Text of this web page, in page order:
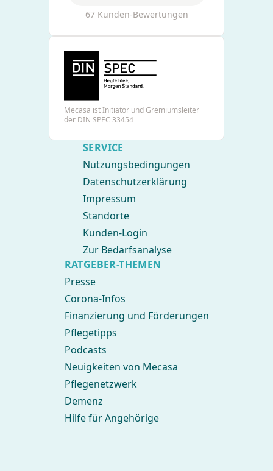
67 Kunden-Bewertungen
Mecasa ist Initiator und Gremiumsleiter
der DIN SPEC 33454
SERVICE
Nutzungsbedingungen
Datenschutzerklärung
Impressum
Standorte
Kunden-Login
Zur Bedarfsanalyse
RATGEBER-THEMEN
Presse
Corona-Infos
Finanzierung und Förderungen
Pflegetipps
Podcasts
Neuigkeiten von Mecasa
Pflegenetzwerk
Demenz
Hilfe für Angehörige